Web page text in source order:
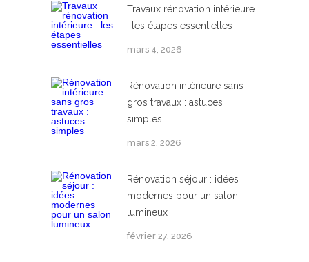
Travaux rénovation intérieure
: les étapes essentielles
mars 4, 2026
Rénovation intérieure sans
gros travaux : astuces
simples
mars 2, 2026
Rénovation séjour : idées
modernes pour un salon
lumineux
février 27, 2026